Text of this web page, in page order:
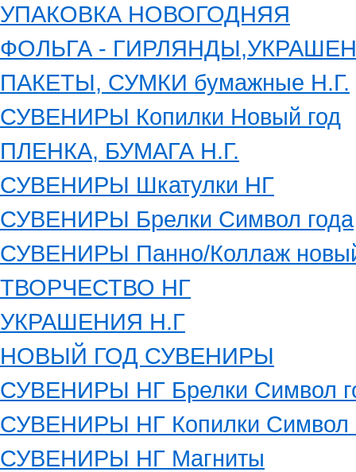
УПАКОВКА НОВОГОДНЯЯ
ФОЛЬГА -
ПАКЕТЫ, СУМКИ бумажные Н.Г.
СУВЕНИРЫ Копилки Новый год
ПЛЕНКА, БУМАГА Н.Г.
СУВЕНИРЫ Шкатулки НГ
СУВЕНИРЫ Брелки Символ года
СУВЕНИРЫ Панно/Коллаж
ТВОРЧЕСТВО НГ
УКРАШЕНИЯ Н.Г
НОВЫЙ ГОД СУВЕНИРЫ
СУВЕНИРЫ НГ Брелки Символ
СУВЕНИРЫ НГ Копилки Символ
СУВЕНИРЫ НГ Магниты